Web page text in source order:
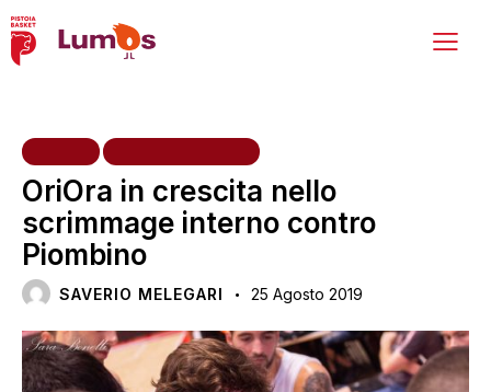
OriOra in crescita nello
scrimmage interno contro
Piombino
SAVERIO MELEGARI 25 Agosto 2019